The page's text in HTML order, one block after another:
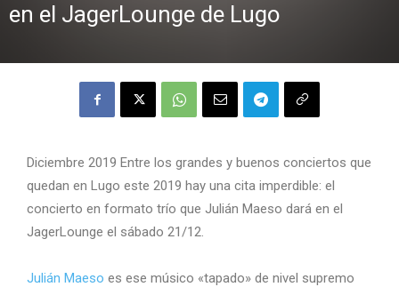
en el JagerLounge de Lugo
Diciembre 2019 Entre los grandes y buenos conciertos que
quedan en Lugo este 2019 hay una cita imperdible: el
concierto en formato trío que Julián Maeso dará en el
JagerLounge el sábado 21/12.
Julián Maeso es ese músico «tapado» de nivel supremo